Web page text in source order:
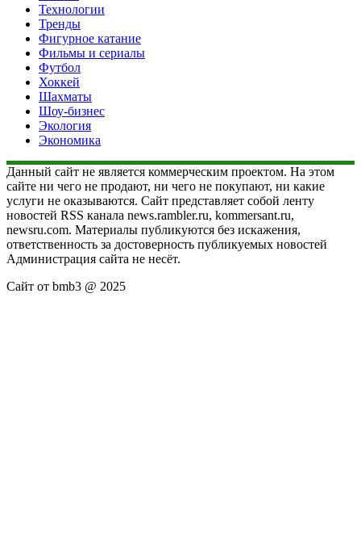
Технологии
Тренды
Фигурное катание
Фильмы и сериалы
Футбол
Хоккей
Шахматы
Шоу-бизнес
Экология
Экономика
Данный сайт не является коммерческим проектом. На этом
сайте ни чего не продают, ни чего не покупают, ни какие
услуги не оказываются. Сайт представляет собой ленту
новостей RSS канала news.rambler.ru, kommersant.ru,
newsru.com. Материалы публикуются без искажения,
ответственность за достоверность публикуемых новостей
Администрация сайта не несёт.
Сайт от bmb3 @ 2025